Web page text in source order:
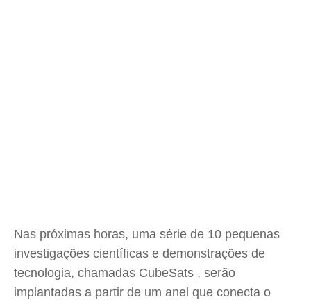
Nas próximas horas, uma série de 10 pequenas
investigações científicas e demonstrações de
tecnologia, chamadas CubeSats , serão
implantadas a partir de um anel que conecta o